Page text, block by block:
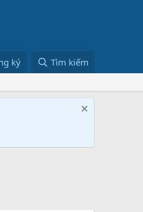
ký Tìm kiếm